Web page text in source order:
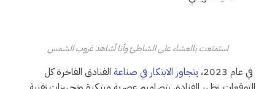
استمتعت بالعشاء على الشاطئ وأنا أشاهد غروب الشمس
في عام 2023، يتجاوز الابتكار في صناعة الفنادق الفاخرة كل